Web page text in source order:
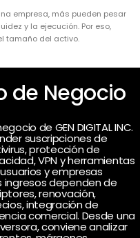
empresa, más pueden pesar
y la ejecución. Por eso,
tamaño del activo.
de Negocio
de GEN DIGITAL INC.
suscripciones de
protección de
VPN y herramientas
y empresas
ingresos dependen de
renovación,
integración de
comercial. Desde una
conviene analizar